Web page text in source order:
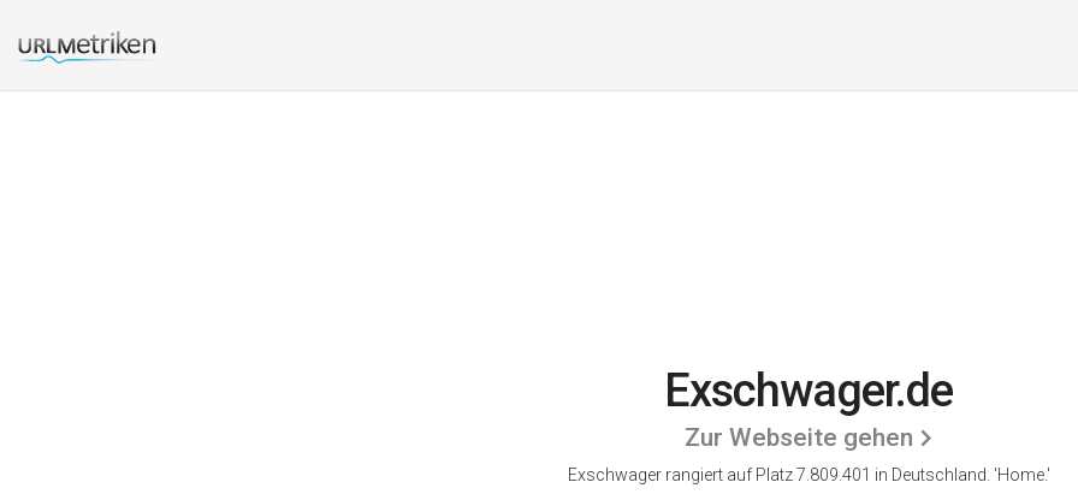
Exschwager.de
Zur Webseite gehen
Exschwager rangiert auf Platz 7.809.401 in Deutschland. 'Home.'